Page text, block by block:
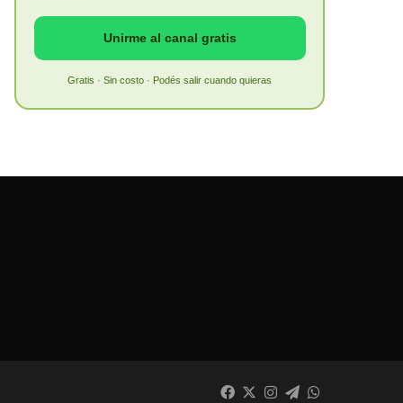
Unirme al canal gratis
Gratis · Sin costo · Podés salir cuando quieras
Facebook
X Instagram
Telegram